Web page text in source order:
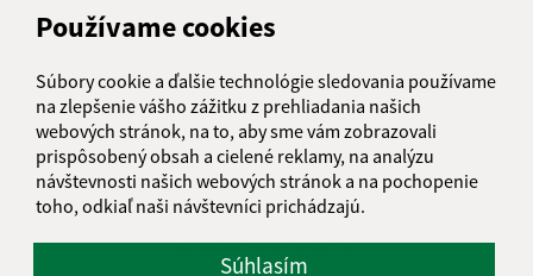
Používame cookies
Súbory cookie a ďalšie technológie sledovania používame
na zlepšenie vášho zážitku z prehliadania našich
webových stránok, na to, aby sme vám zobrazovali
prispôsobený obsah a cielené reklamy, na analýzu
návštevnosti našich webových stránok a na pochopenie
toho, odkiaľ naši návštevníci prichádzajú.
Súhlasím
Aktualizované:
RSS
Správca obsahu:
Správca obsahu je Obec Kysak.
Vytvorené v súlade sJednotným dizajn manuálom
elektronických služieb.